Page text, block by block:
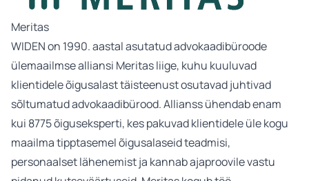
Meritas
WIDEN on 1990. aastal asutatud advokaadibüroode
ülemaailmse alliansi Meritas liige, kuhu kuuluvad
klientidele õigusalast täisteenust osutavad juhtivad
sõltumatud advokaadibürood. Allianss ühendab enam
kui 8775 õiguseksperti, kes pakuvad klientidele üle kogu
maailma tipptasemel õigusalaseid teadmisi,
personaalset lähenemist ja kannab ajaproovile vastu